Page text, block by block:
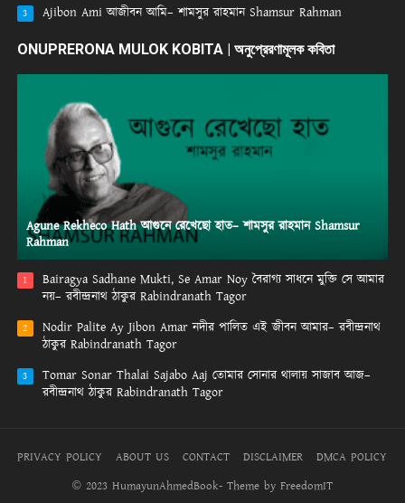
3 Ajibon Ami আজীবন আমি– শামসুর রাহমান Shamsur Rahman
ONUPRERONA MULOK KOBITA | অনুপ্রেরণামূলক কবিতা
Agune Rekheco Hath আগুনে রেখেছো হাত– শামসুর রাহমান Shamsur
Rahman
1
Bairagya Sadhane Mukti, Se Amar Noy বৈরাগ্য সাধনে মুক্তি সে আমার
নয়– রবীন্দ্রনাথ ঠাকুর Rabindranath Tagor
2
Nodir Palite Ay Jibon Amar নদীর পালিত এই জীবন আমার– রবীন্দ্রনাথ
ঠাকুর Rabindranath Tagor
3
Tomar Sonar Thalai Sajabo Aaj তোমার সোনার থালায় সাজাব আজ–
রবীন্দ্রনাথ ঠাকুর Rabindranath Tagor
PRIVACY POLICY ABOUT US CONTACT DISCLAIMER
DMCA POLICY
© 2023 HumayunAhmedBook- Theme by FreedomIT